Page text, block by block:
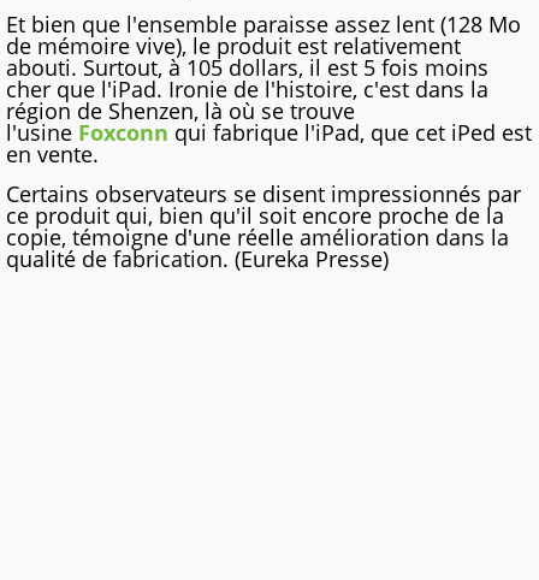
Et bien que l'ensemble paraisse assez lent (128 Mo
de mémoire vive), le produit est relativement
abouti. Surtout, à 105 dollars, il est 5 fois moins
cher que l'iPad. Ironie de l'histoire, c'est dans la
région de Shenzen, là où se trouve
l'usine Foxconn qui fabrique l'iPad, que cet iPed est
en vente.
Certains observateurs se disent impressionnés par
ce produit qui, bien qu'il soit encore proche de la
copie, témoigne d'une réelle amélioration dans la
qualité de fabrication. (Eureka Presse)